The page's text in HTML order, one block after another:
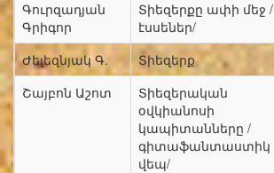
Գուրզադյան
Գրիգոր
Տիեզերքը ափի մեջ /
էսսեներ/
Ժելեզնյակ Գ. Տիեզերք
Շայբոն Աշոտ
Տիեզերական
օվկիանոսի
կապիտանները /
գիտաֆանտաստիկ
վեպ/